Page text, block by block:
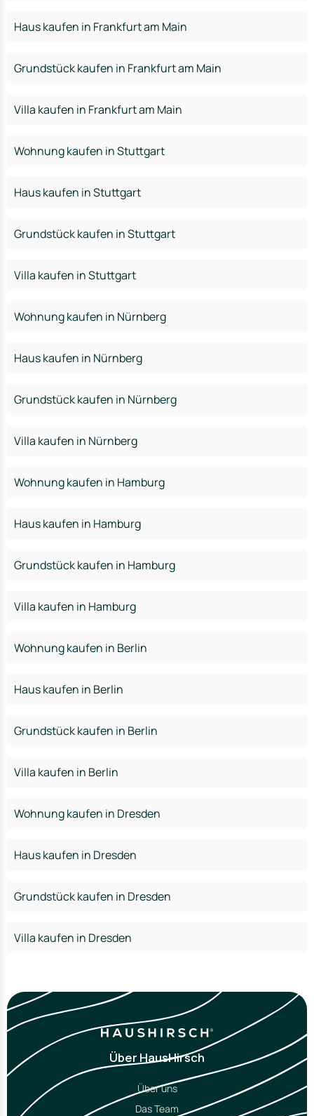
Haus kaufen in Frankfurt am Main
Grundstück kaufen in Frankfurt am Main
Villa kaufen in Frankfurt am Main
Wohnung kaufen in Stuttgart
Haus kaufen in Stuttgart
Grundstück kaufen in Stuttgart
Villa kaufen in Stuttgart
Wohnung kaufen in Nürnberg
Haus kaufen in Nürnberg
Grundstück kaufen in Nürnberg
Villa kaufen in Nürnberg
Wohnung kaufen in Hamburg
Haus kaufen in Hamburg
Grundstück kaufen in Hamburg
Villa kaufen in Hamburg
Wohnung kaufen in Berlin
Haus kaufen in Berlin
Grundstück kaufen in Berlin
Villa kaufen in Berlin
Wohnung kaufen in Dresden
Haus kaufen in Dresden
Grundstück kaufen in Dresden
Villa kaufen in Dresden
Über HausHirsch
Über uns
Das Team